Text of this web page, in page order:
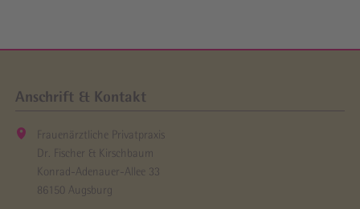
Anschrift & Kontakt
Frauenärztliche Privatpraxis
Dr. Fischer & Kirschbaum
Konrad-Adenauer-Allee 33
86150 Augsburg